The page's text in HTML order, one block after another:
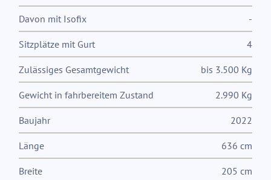
Davon mit Isofix -
Sitzplätze mit Gurt 4
Zulässiges Gesamtgewicht bis 3.500 Kg
Gewicht in fahrbereitem Zustand 2.990 Kg
Baujahr 2022
Länge 636 cm
Breite 205 cm